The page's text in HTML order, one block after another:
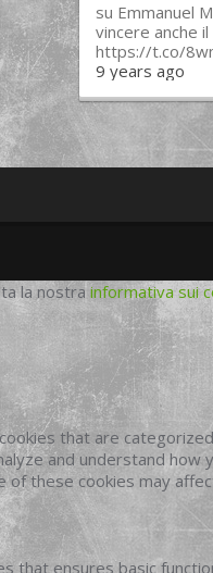
su Emmanuel
vincere anche
https://t.co/
9 years ago
la nostra informativa sui
that are
and understand
these cookies may
that ensures basic